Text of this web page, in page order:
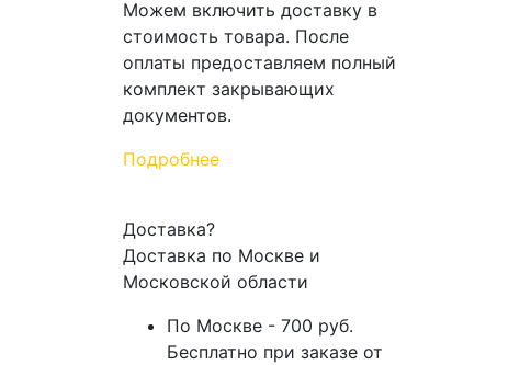
Можем включить доставку в
стоимость товара. После
оплаты предоставляем полный
комплект закрывающих
документов.
Подробнее
Доставка?
Доставка по Москве и
Московской области
По Москве - 700 руб.
Бесплатно при заказе от